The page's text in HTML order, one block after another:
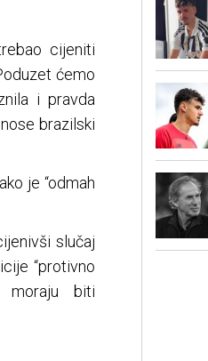
cijeniti
ćemo
i pravda
brazilski
je “odmah
slučaj
“protivno
moraju biti